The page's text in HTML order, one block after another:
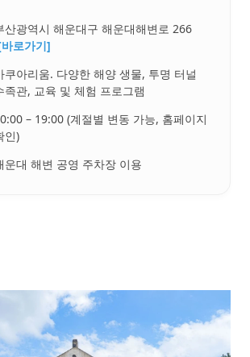
산광역시 해운대구 해운대해변로 266
로가기]
쿠아리움. 다양한 해양 생물, 투명 터널
족관, 교육 및 체험 프로그램
– 19:00 (계절별 변동 가능, 홈페이지
인)
운대 해변 공영 주차장 이용